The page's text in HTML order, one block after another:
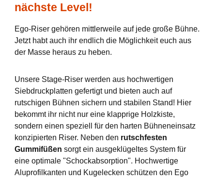
nächste Level!
Ego-Riser gehören mittlerweile auf jede große Bühne.
Jetzt habt auch ihr endlich die Möglichkeit euch aus
der Masse heraus zu heben.
Unsere Stage-Riser werden aus hochwertigen
Siebdruckplatten gefertigt und bieten auch auf
rutschigen Bühnen sichern und stabilen Stand! Hier
bekommt ihr nicht nur eine klapprige Holzkiste,
sondern einen speziell für den harten Bühneneinsatz
konzipierten Riser. Neben den rutschfesten
Gummifüßen sorgt ein ausgeklügeltes System für
eine optimale "Schockabsorption". Hochwertige
Aluprofilkanten und Kugelecken schützen den Ego